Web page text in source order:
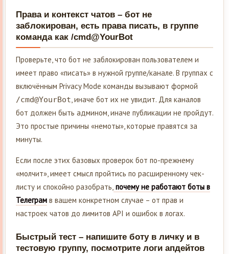
Права и контекст чатов – бот не
заблокирован, есть права писать, в группе
команда как /cmd@YourBot
Проверьте, что бот не заблокирован пользователем и
имеет право «писать» в нужной группе/канале. В группах с
включённым Privacy Mode команды вызывают формой
/cmd@YourBot, иначе бот их не увидит. Для каналов
бот должен быть админом, иначе публикации не пройдут.
Это простые причины «немоты», которые правятся за
минуты.
Если после этих базовых проверок бот по-прежнему
«молчит», имеет смысл пройтись по расширенному чек-
листу и спокойно разобрать, почему не работают боты в
Телеграм в вашем конкретном случае – от прав и
настроек чатов до лимитов API и ошибок в логах.
Быстрый тест – напишите боту в личку и в
тестовую группу, посмотрите логи апдейтов